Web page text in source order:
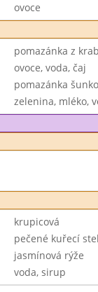
ovoce
pomazánka z
ovoce, voda, čaj
pomazánka
zelenina, mléko,
krupicová
pečené kuřecí
jasmínová rýže
voda, sirup